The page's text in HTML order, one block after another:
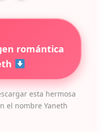
romántica
esta hermosa
el nombre Yaneth